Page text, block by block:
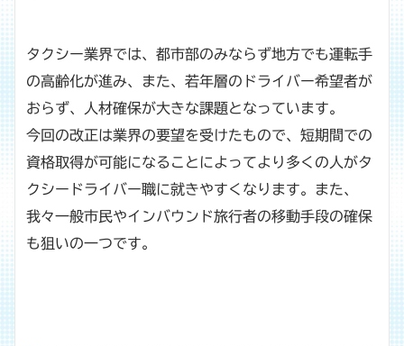
タクシー業界では、都市部のみならず地方でも運転手
の高齢化が進み、また、若年層のドライバー希望者が
おらず、人材確保が大きな課題となっています。
今回の改正は業界の要望を受けたもので、短期間での
資格取得が可能になることによってより多くの人がタ
クシードライバー職に就きやすくなります。また、
我々一般市民やインバウンド旅行者の移動手段の確保
も狙いの一つです。